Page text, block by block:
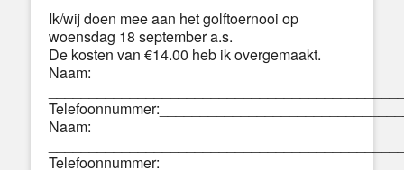
Ik/wij doen mee aan het golftoernooi op
woensdag 18 september a.s.
De kosten van €14.00 heb ik overgemaakt.
Naam:
Naam: